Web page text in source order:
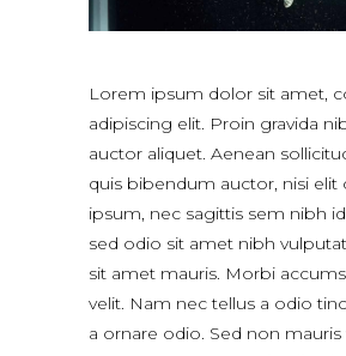
Lorem ipsum dolor sit amet,
adipiscing elit. Proin gravida
auctor aliquet. Aenean
quis bibendum auctor, nisi elit
ipsum, nec sagittis sem nibh
sed odio sit amet nibh
sit amet mauris. Morbi
velit. Nam nec tellus a odio
a ornare odio. Sed non mauris